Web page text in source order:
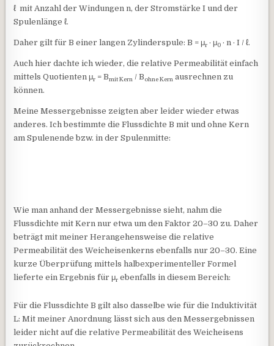
ℓ mit Anzahl der Windungen n, der Stromstärke I und der
Spulenlänge ℓ.
Daher gilt für B einer langen Zylinderspule: B = μr · μ0 · n · I / ℓ.
Auch hier dachte ich wieder, die relative Permeabilität einfach
mittels Quotienten μr = Bmit Kern / Bohne Kern ausrechnen zu
können.
Meine Messergebnisse zeigten aber leider wieder etwas
anderes. Ich bestimmte die Flussdichte B mit und ohne Kern
am Spulenende bzw. in der Spulenmitte:
Wie man anhand der Messergebnisse sieht, nahm die
Flussdichte mit Kern nur etwa um den Faktor 20–30 zu. Daher
beträgt mit meiner Herangehensweise die relative
Permeabilität des Weicheisenkerns ebenfalls nur 20–30. Eine
kurze Überprüfung mittels halbexperimenteller Formel
lieferte ein Ergebnis für μr ebenfalls in diesem Bereich:
Für die Flussdichte B gilt also dasselbe wie für die Induktivität
L: Mit meiner Anordnung lässt sich aus den Messergebnissen
leider nicht auf die relative Permeabilität des Weicheisens